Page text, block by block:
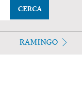
CERCA
RAMINGO